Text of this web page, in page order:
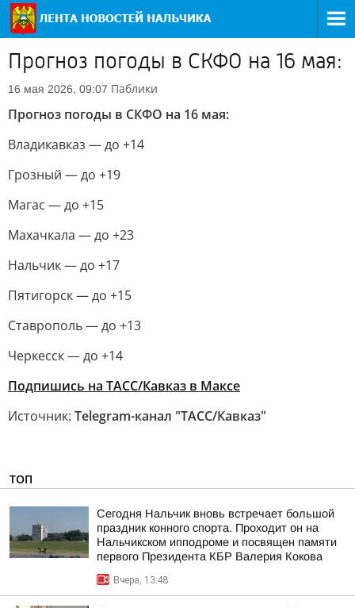
Прогноз погоды в СКФО на 16 мая:
16 мая 2026, 09:07 Паблики
Прогноз погоды в СКФО на 16 мая:
Владикавказ — до +14
Грозный — до +19
Магас — до +15
Махачкала — до +23
Нальчик — до +17
Пятигорск — до +15
Ставрополь — до +13
Черкесск — до +14
Подпишись на ТАСС/Кавказ в Максе
Источник: Telegram-канал "ТАСС/Кавказ"
ТОП
Сегодня Нальчик вновь встречает большой
праздник конного спорта. Проходит он на
Нальчикском ипподроме и посвящен памяти
первого Президента КБР Валерия Кокова
Вчера, 13:48